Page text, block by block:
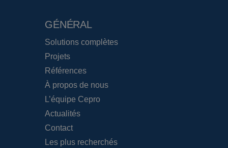
GÉNÉRAL
Solutions complètes
Projets
Références
À propos de nous
L’équipe Cepro
Actualités
Contact
Les plus recherchés